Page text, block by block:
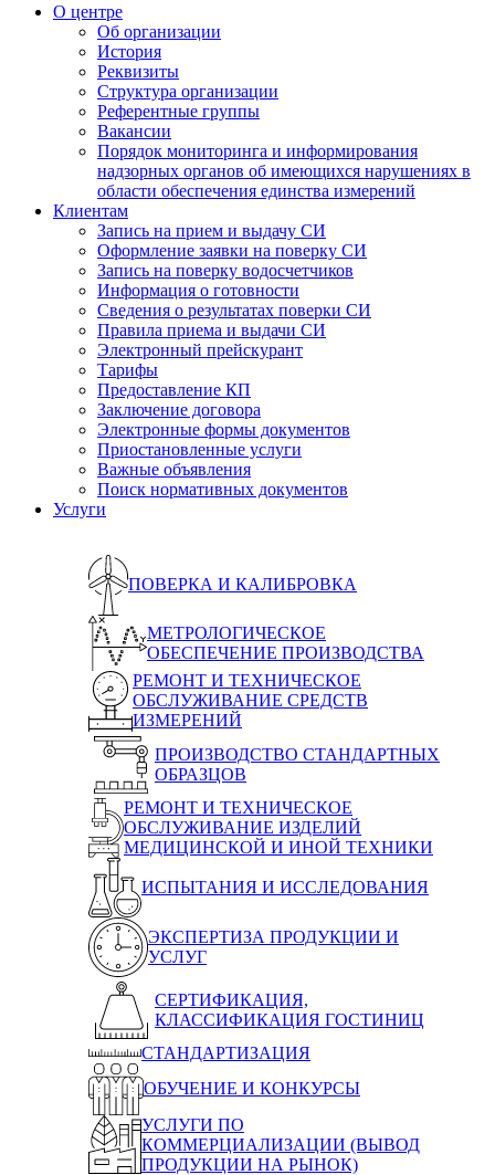
О центре
Об организации
История
Реквизиты
Структура организации
Референтные группы
Вакансии
Порядок мониторинга и информирования
надзорных органов об имеющихся нарушениях в
области обеспечения единства измерений
Клиентам
Запись на прием и выдачу СИ
Оформление заявки на поверку СИ
Запись на поверку водосчетчиков
Информация о готовности
Сведения о результатах поверки СИ
Правила приема и выдачи СИ
Электронный прейскурант
Тарифы
Предоставление КП
Заключение договора
Электронные формы документов
Приостановленные услуги
Важные объявления
Поиск нормативных документов
Услуги
ПОВЕРКА И КАЛИБРОВКА
МЕТРОЛОГИЧЕСКОЕ
ОБЕСПЕЧЕНИЕ ПРОИЗВОДСТВА
РЕМОНТ И ТЕХНИЧЕСКОЕ
ОБСЛУЖИВАНИЕ СРЕДСТВ
ИЗМЕРЕНИЙ
ПРОИЗВОДСТВО СТАНДАРТНЫХ
ОБРАЗЦОВ
РЕМОНТ И ТЕХНИЧЕСКОЕ
ОБСЛУЖИВАНИЕ ИЗДЕЛИЙ
МЕДИЦИНСКОЙ И ИНОЙ ТЕХНИКИ
ИСПЫТАНИЯ И ИССЛЕДОВАНИЯ
ЭКСПЕРТИЗА ПРОДУКЦИИ И
УСЛУГ
СЕРТИФИКАЦИЯ,
КЛАССИФИКАЦИЯ ГОСТИНИЦ
СТАНДАРТИЗАЦИЯ
ОБУЧЕНИЕ И КОНКУРСЫ
УСЛУГИ ПО
КОММЕРЦИАЛИЗАЦИИ (ВЫВОД
ПРОДУКЦИИ НА РЫНОК)